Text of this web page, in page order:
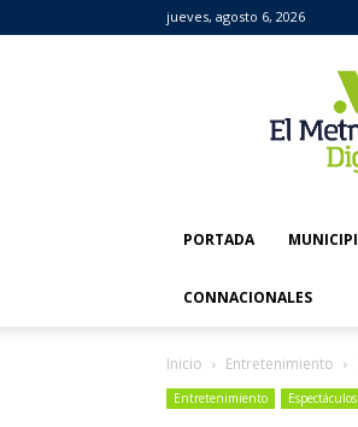
jueves, agosto 6, 2026
Metropolitano
Digital
PORTADA
CONNACIONALES
Inicio Entretenimiento
Entretenimiento Espectáculos